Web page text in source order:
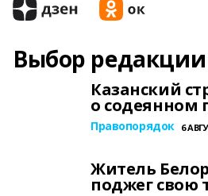
Выбор редакции
Казанский
о содеянном
Правопорядок 6
Житель
поджег свою